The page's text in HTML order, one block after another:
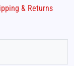
Shipping & Returns